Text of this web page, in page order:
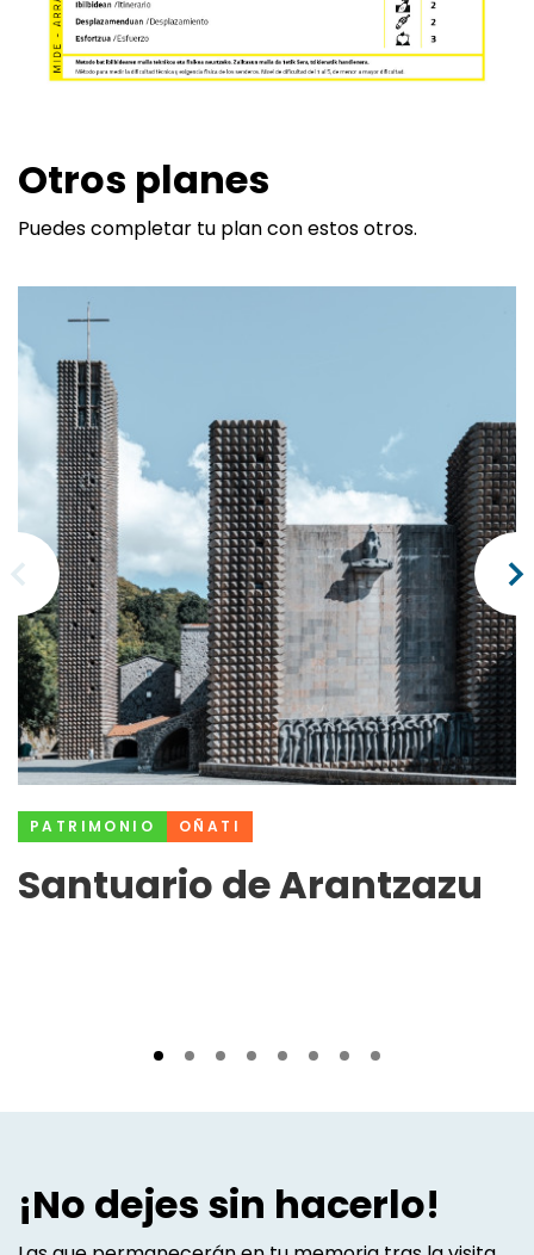
Otros planes
Puedes completar tu plan con estos otros.
PATRIMONIO OÑATI
Santuario de Arantzazu
¡No dejes sin hacerlo!